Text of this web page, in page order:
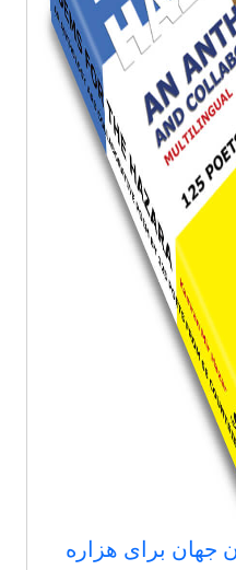
جهان برای هزاره